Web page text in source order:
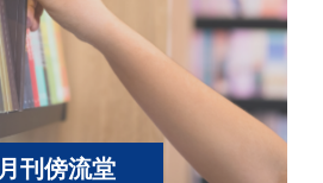
月刊傍流堂